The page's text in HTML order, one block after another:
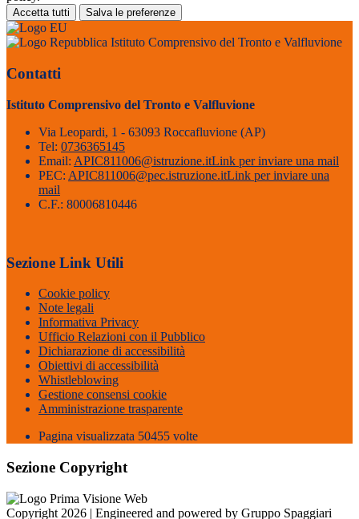
Accetta tutti Salva le preferenze
Istituto Comprensivo del Tronto e Valfluvione
Contatti
Istituto Comprensivo del Tronto e Valfluvione
Via Leopardi, 1 - 63093 Roccafluvione (AP)
Tel: 0736365145
Email: APIC811006@istruzione.itLink per inviare una mail
PEC: APIC811006@pec.istruzione.itLink per inviare una
mail
C.F.: 80006810446
Sezione Link Utili
Cookie policy
Note legali
Informativa Privacy
Ufficio Relazioni con il Pubblico
Dichiarazione di accessibilità
Obiettivi di accessibilità
Whistleblowing
Gestione consensi cookie
Amministrazione trasparente
Pagina visualizzata 50455 volte
Sezione Copyright
Copyright 2026 | Engineered and powered by Gruppo Spaggiari